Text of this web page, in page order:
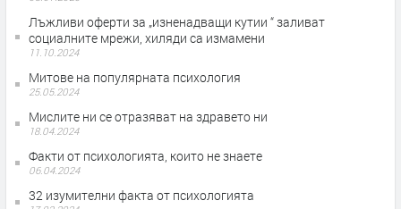
Лъжливи оферти за „изненадващи кутии “ заливат
социалните мрежи, хиляди са измамени
11.10.2024
Митове на популярната психология
25.05.2024
Мислите ни се отразяват на здравето ни
18.04.2024
Факти от психологията, които не знаете
06.04.2024
32 изумителни факта от психологията